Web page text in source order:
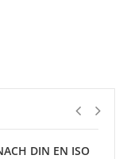
DIN EN ISO